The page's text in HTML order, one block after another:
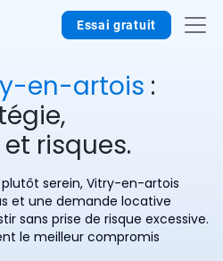
Essai gratuit
en-artois :
risques.
serein, Vitry-en-artois
et une demande locative
sans prise de risque excessive.
le meilleur compromis